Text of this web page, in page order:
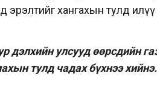
эрэлтийг хангахын тулд
дэлхийн улсууд өөрсдийн
тулд чадах бүхнээ хийнэ.